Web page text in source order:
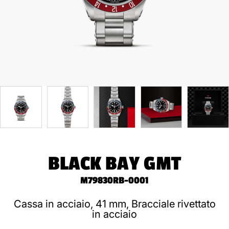
BLACK BAY GMT
M79830RB-0001
Cassa in acciaio, 41 mm, Bracciale rivettato
in acciaio